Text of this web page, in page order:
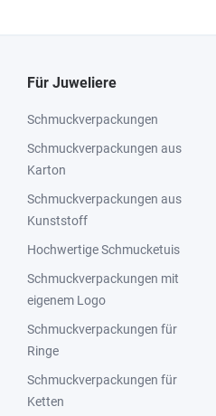
Für Juweliere
Schmuckverpackungen
Schmuckverpackungen aus
Karton
Schmuckverpackungen aus
Kunststoff
Hochwertige Schmucketuis
Schmuckverpackungen mit
eigenem Logo
Schmuckverpackungen für
Ringe
Schmuckverpackungen für
Ketten